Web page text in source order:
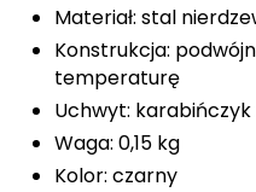
FASHY
Fjord Nansen
GIVOVA
Materiał: stal
Konstrukcja:
temperaturę
Uchwyt:
Waga: 0,15 kg
Kolor: czarny